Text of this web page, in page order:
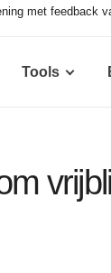
met
Tools